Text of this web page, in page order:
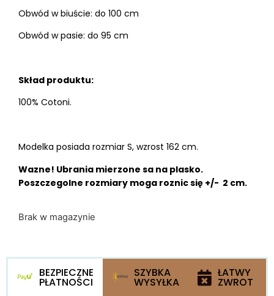
Obwód w biuście: do 100 cm
Obwód w pasie: do 95 cm
Skład produktu:
100% Cotoni.
Modelka posiada rozmiar S, wzrost 162 cm.
Wazne! Ubrania mierzone sa na plasko.
Poszczegolne rozmiary moga roznic się +/- 2 cm.
Brak w magazynie
BEZPIECZNE
PŁATNOŚCI
SZYBKA
WYSYŁKA
ŁATWY
ZWROT